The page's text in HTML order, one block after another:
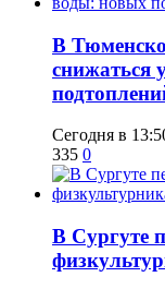
​В
снижаться
Сегодня в
335 0
​В Сургуте